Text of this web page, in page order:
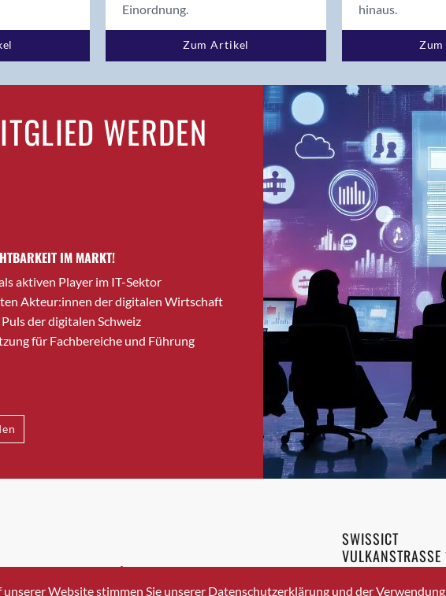
Birsfelden
Bolligen
Bonaduz
Bonstetten
Bottighofen
Bremgarten bei Bern
Brig-Glis
Bronschhofen
Brugg
Brugg AG
Burgdorf
Bäretswil
Bülach
Cazis
Crissier
Davos Platz
Einordnung.
Zum Artikel
hinaus.
WERDEN
IM MARKT!
aktiven Player im IT-Sektor
Akteur:innen der digitalen Wirtschaft
der digitalen Schweiz
für Fachbereiche und Führung
+41 43 336 40 20
SWISSICT
8048 ZURICH
Website stimmen Sie unserer Datenschutzerklärung und der